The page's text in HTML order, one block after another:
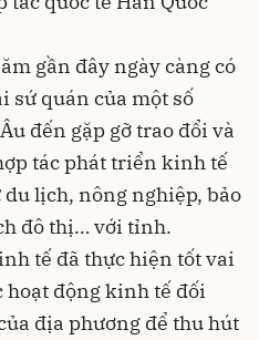
gần đây ngày càng có
sứ quán của một số
đến gặp gỡ trao đổi và
tác phát triển kinh tế
lịch, nông nghiệp, bảo
đô thị… với tỉnh.
tế đã thực hiện tốt vai
động kinh tế đối
địa phương để thu hút